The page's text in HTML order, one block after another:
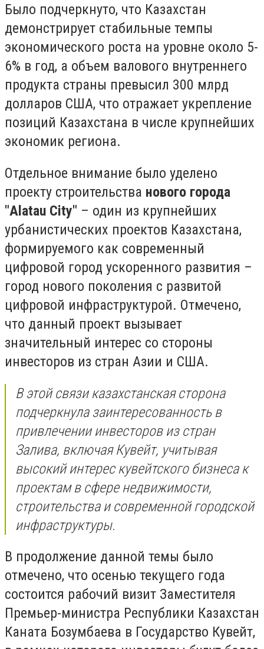
Было подчеркнуто, что Казахстан
демонстрирует стабильные темпы
экономического роста на уровне около 5-
6% в год, а объем валового внутреннего
продукта страны превысил 300 млрд
долларов США, что отражает укрепление
позиций Казахстана в числе крупнейших
экономик региона.
Отдельное внимание было уделено
проекту строительства нового города
"Alatau City" – один из крупнейших
урбанистических проектов Казахстана,
формируемого как современный
цифровой город ускоренного развития –
город нового поколения с развитой
цифровой инфраструктурой. Отмечено,
что данный проект вызывает
значительный интерес со стороны
инвесторов из стран Азии и США.
В этой связи казахстанская сторона
подчеркнула заинтересованность в
привлечении инвесторов из стран
Залива, включая Кувейт, учитывая
высокий интерес кувейтского бизнеса к
проектам в сфере недвижимости,
строительства и современной городской
инфраструктуры.
В продолжение данной темы было
отмечено, что осенью текущего года
состоится рабочий визит Заместителя
Премьер-министра Республики Казахстан
Каната Бозумбаева в Государство Кувейт,